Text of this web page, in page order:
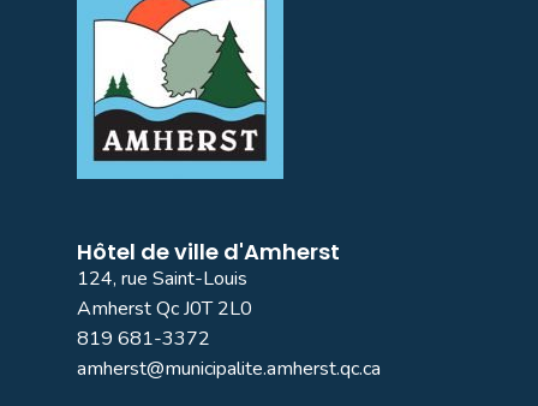
Hôtel de ville d'Amherst
124, rue Saint-Louis
Amherst Qc J0T 2L0
819 681-3372
amherst@municipalite.amherst.qc.ca